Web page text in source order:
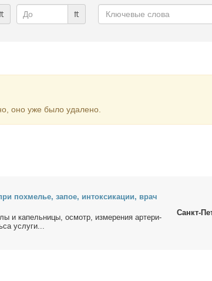
₶
Ключевые
слова
оно уже бы­ло уда­ле­но.
по­хме­лье, за­пое, ин­ток­си­ка­ции, врач
и ка­пель­ни­цы, осмотр, из­ме­ре­ния ар­те­ри­
услу­ги...
Санкт-